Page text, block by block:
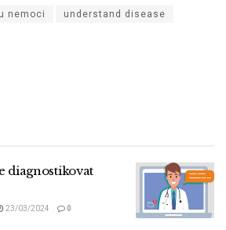
nemoci understand disease
diagnostikovat
23/03/2024 0